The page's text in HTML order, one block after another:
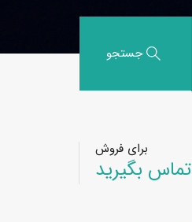
جستجو
برای فروش
تماس بگیرید